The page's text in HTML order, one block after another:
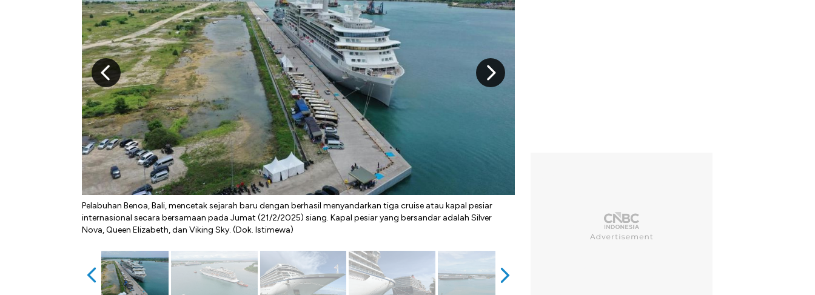
Pelabuhan Benoa, Bali, mencetak sejarah baru dengan berhasil menyandarkan tiga cruise atau kapal pesiar
internasional secara bersamaan pada Jumat (21/2/2025) siang. Kapal pesiar yang bersandar adalah Silver
Nova, Queen Elizabeth, dan Viking Sky. (Dok. Istimewa)
dan momentum bersejarah dalam perjalanan menjadi Home Port Tourism
Usaha Milik Negara (BUMN) Erick Thohir dalam keterangannya, Sabtu
ini sebagai langkah besar dalam pengembangan sektor maritim dan